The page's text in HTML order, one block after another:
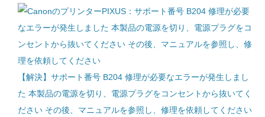
【解決】サポート番号 B204 修理が必要なエラーが発生しまし
た 本製品の電源を切り、電源プラグをコンセントから抜いてく
ださい その後、マニュアルを参照し、修理を依頼してください